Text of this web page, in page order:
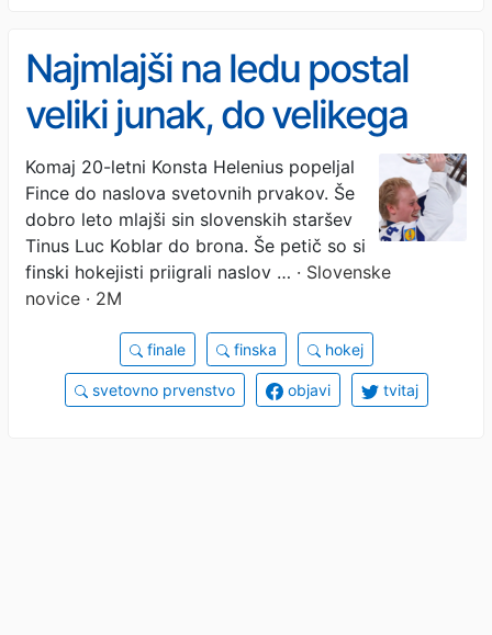
Najmlajši na ledu postal
veliki junak, do velikega
uspeha tudi sin slovenskih
staršev
Komaj 20-letni Konsta Helenius popeljal
Fince do naslova svetovnih prvakov. Še
dobro leto mlajši sin slovenskih staršev
Tinus Luc Koblar do brona. Še petič so si
finski hokejisti priigrali naslov … · Slovenske
novice · 2M
finale finska hokej
svetovno prvenstvo objavi tvitaj